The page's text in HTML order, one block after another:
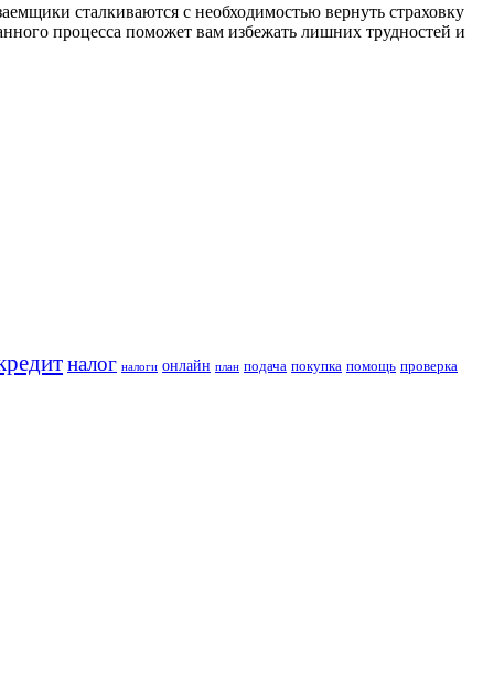
сталкиваются с необходимостью вернуть страховку
процесса поможет вам избежать лишних трудностей и
налог налоги онлайн план подача покупка помощь проверка